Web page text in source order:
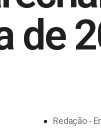
de
Redação -